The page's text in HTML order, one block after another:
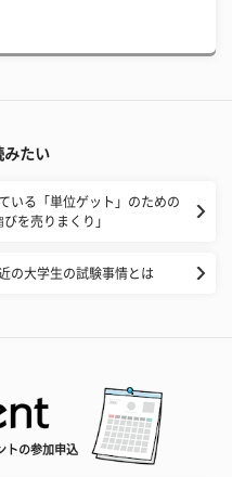
みたい
いる「単位ゲット」のための
を売りまくり」
の大学生の試験事情とは
トの参加申込